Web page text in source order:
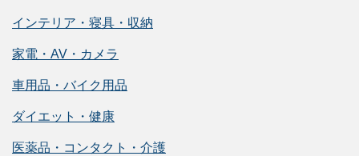
インテリア・寝具・収納
家電・AV・カメラ
車用品・バイク用品
ダイエット・健康
医薬品・コンタクト・介護